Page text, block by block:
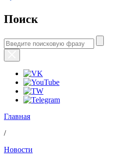
Поиск
Главная
/
Новости